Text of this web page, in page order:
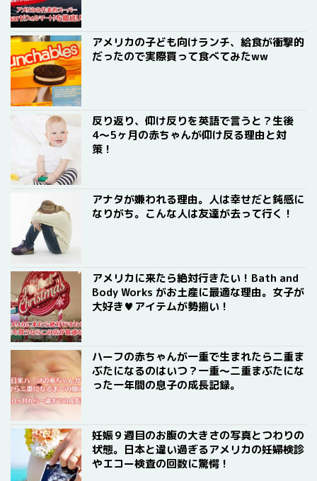
アメリカの子ども向けランチ、給食が衝撃的
だったので実際買って食べてみたww
反り返り、仰け反りを英語で言うと？生後
4〜5ヶ月の赤ちゃんが仰け反る理由と対
策！
アナタが嫌われる理由。人は幸せだと鈍感に
なりがち。こんな人は友達が去って行く！
アメリカに来たら絶対行きたい！Bath and
Body Works がお土産に最適な理由。女子が
大好き♥アイテムが勢揃い！
ハーフの赤ちゃんが一重で生まれたら二重ま
ぶたになるのはいつ？一重〜二重まぶたにな
った一年間の息子の成長記録。
妊娠９週目のお腹の大きさの写真とつわりの
状態。日本と違い過ぎるアメリカの妊婦検診
やエコー検査の回数に驚愕！